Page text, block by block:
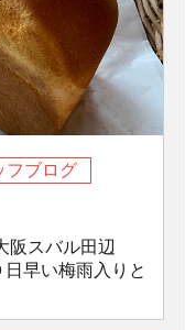
フブログ
阪スバル田辺
早い梅雨入りと